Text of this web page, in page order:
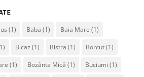
(1) Baba (1) Baia Mare (1)
Bicaz (1) Bistra (1) Borcut(1)
(1) Bozânta Mică (1) Buciumi (1)